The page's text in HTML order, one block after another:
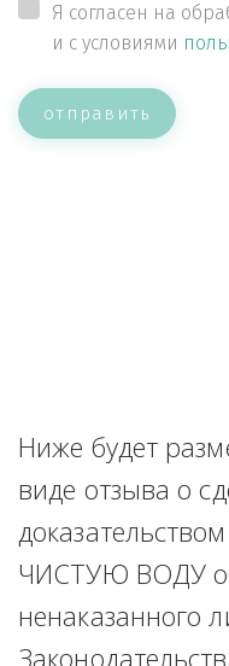
Я согласен на
и с условиями
отправить
Ниже будет
виде отзыва о
ЧИСТУЮ ВОДУ
ненаказанного